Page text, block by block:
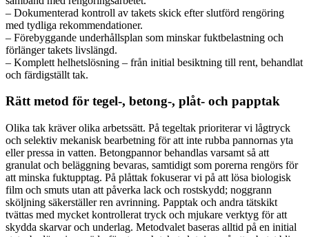
– Dokumenterad kontroll av takets skick efter slutförd rengöring
med tydliga rekommendationer.
– Förebyggande underhållsplan som minskar fuktbelastning och
förlänger takets livslängd.
– Komplett helhetslösning – från initial besiktning till rent, behandlat
och färdigställt tak.
Rätt metod för tegel-, betong-, plåt- och papptak
Olika tak kräver olika arbetssätt. På tegeltak prioriterar vi lågtryck
och selektiv mekanisk bearbetning för att inte rubba pannornas yta
eller pressa in vatten. Betongpannor behandlas varsamt så att
granulat och beläggning bevaras, samtidigt som porerna rengörs för
att minska fuktupptag. På plåttak fokuserar vi på att lösa biologisk
film och smuts utan att påverka lack och rostskydd; noggrann
sköljning säkerställer ren avrinning. Papptak och andra tätskikt
tvättas med mycket kontrollerat tryck och mjukare verktyg för att
skydda skarvar och underlag. Metodvalet baseras alltid på en initial